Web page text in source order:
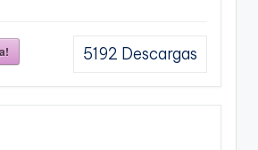
5192 Descargas